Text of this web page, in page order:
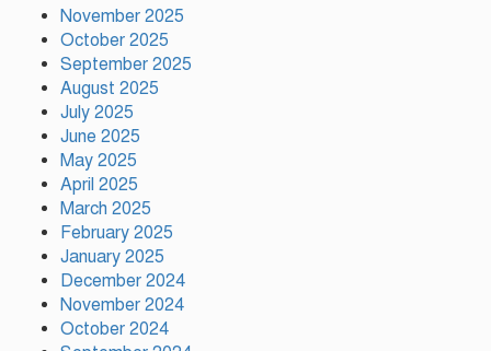
জমিয়ত
দুর্গাপূজায় আসছে সালমার নতুন গান,
November 2025
October 2025
September 2025
August 2025
July 2025
June 2025
May 2025
April 2025
March 2025
February 2025
January 2025
December 2024
November 2024
October 2024